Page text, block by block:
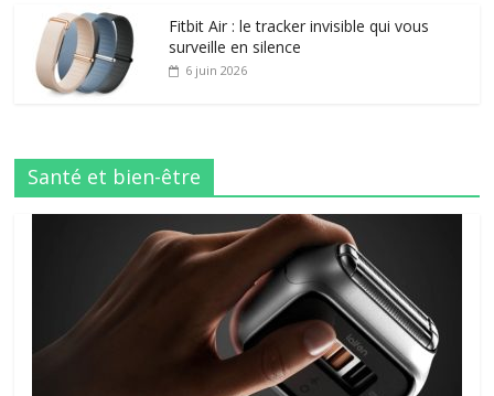
Fitbit Air : le tracker invisible qui vous
surveille en silence
6 juin 2026
Santé et bien-être